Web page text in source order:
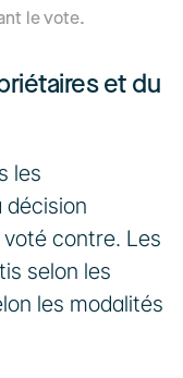
le vote.
et du
les
décision
contre. Les
selon les
les modalités